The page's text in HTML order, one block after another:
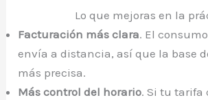
Lo que mejoras en la
Facturación más clara. El
envía a distancia, así que la base
más precisa.
Más control del horario. Si tu tarifa